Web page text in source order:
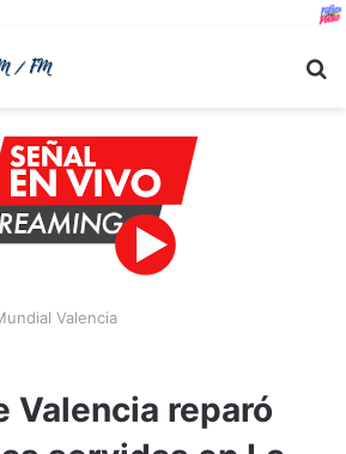
Valencia
Valencia reparó